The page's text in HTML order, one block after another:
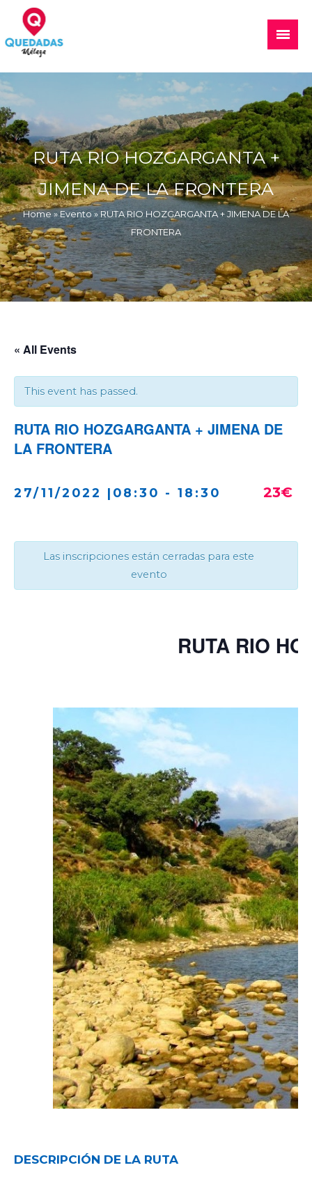
Quedadas, excursiones, eventos
RUTA RIO HOZGARGANTA +
JIMENA DE LA FRONTERA
Home»Evento»RUTA RIO HOZGARGANTA + JIMENA DE LA
FRONTERA
« All Events
This event has passed.
RUTA RIO HOZGARGANTA + JIMENA DE
LA FRONTERA
27/11/2022 |08:30 - 18:30 23€
Las inscripciones están cerradas para este
evento
RUTA RIO
DESCRIPCIÓN DE LA RUTA